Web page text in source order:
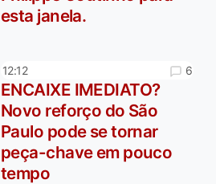
esta janela.
12:12 6
ENCAIXE IMEDIATO?
Novo reforço do São
Paulo pode se tornar
peça-chave em pouco
tempo